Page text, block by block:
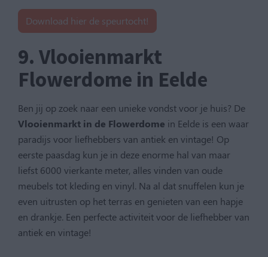
Download hier de speurtocht!
9. Vlooienmarkt
Flowerdome in Eelde
Ben jij op zoek naar een unieke vondst voor je huis? De
Vlooienmarkt in de Flowerdome in Eelde is een waar
paradijs voor liefhebbers van antiek en vintage! Op
eerste paasdag kun je in deze enorme hal van maar
liefst 6000 vierkante meter, alles vinden van oude
meubels tot kleding en vinyl. Na al dat snuffelen kun je
even uitrusten op het terras en genieten van een hapje
en drankje. Een perfecte activiteit voor de liefhebber van
antiek en vintage!